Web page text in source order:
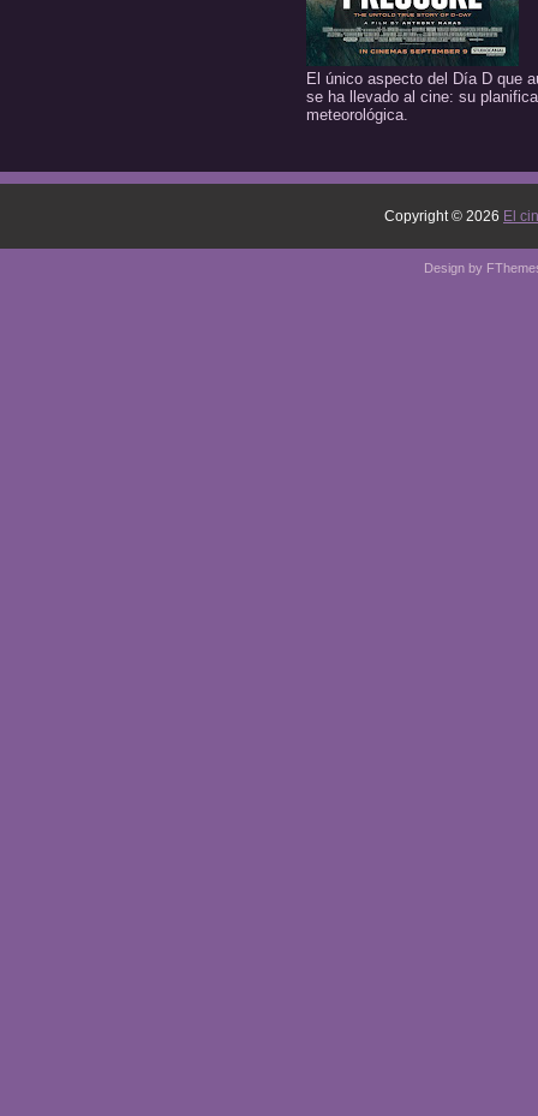
El único aspecto del Día D que
se ha llevado al cine: su
meteorológica.
Copyright © 2026 El
Design by